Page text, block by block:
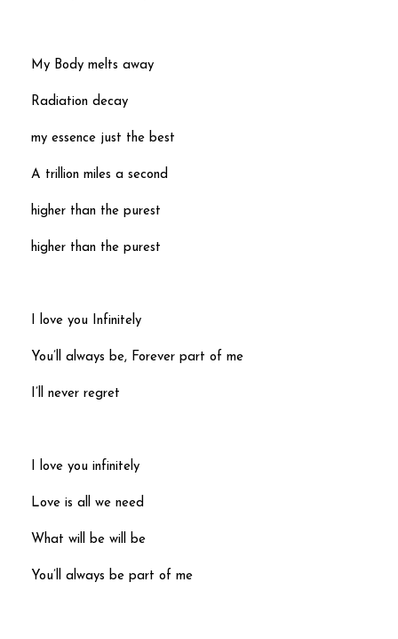
My Body melts away
Radiation decay
my essence just the best
A trillion miles a second
higher than the purest
higher than the purest
I love you Infinitely
You’ll always be, Forever part of me
I’ll never regret
I love you infinitely
Love is all we need
What will be will be
You’ll always be part of me